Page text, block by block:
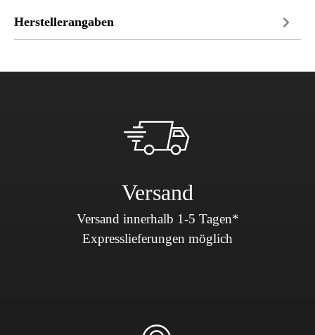
Herstellerangaben
Versand
Versand innerhalb 1-5 Tagen*
Expresslieferungen möglich